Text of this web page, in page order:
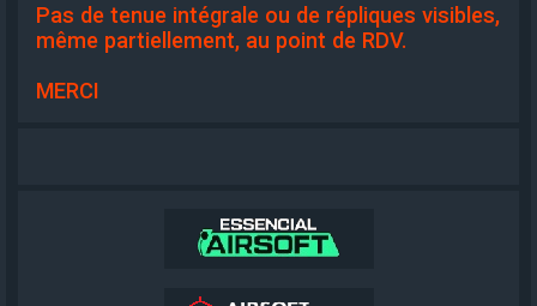
Pas de tenue intégrale ou de répliques visibles,
même partiellement, au point de RDV.
MERCI